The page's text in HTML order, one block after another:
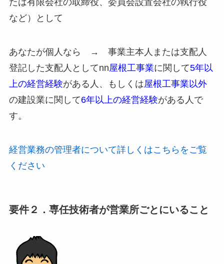
たは有限会社の取締役、委員会設置会社の執行役
など）として
あなたが個人なら → 事業主本人または支配人
登記した支配人としてnn屋根工事業に関して5年以
上の経営経験がある人、もしくは屋根工事業以外
の建設業に関して6年以上の経営経験がある人で
す。
経営業務の管理者について詳しくはこちらをご覧
ください
要件２．専任技術者が営業所ごとにいること